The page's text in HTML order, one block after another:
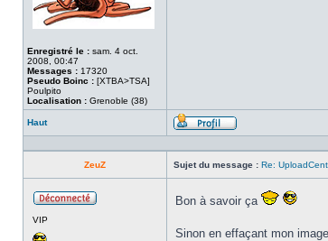
Enregistré le : sam. 4 oct.
2008, 00:47
Messages : 17320
Pseudo Boinc : [XTBA>TSA]
Poulpito
Localisation : Grenoble (38)
Haut
Profil
ZeuZ Sujet du message : Re:
VIP
Bon à savoir ça
Sinon en effaçant mon